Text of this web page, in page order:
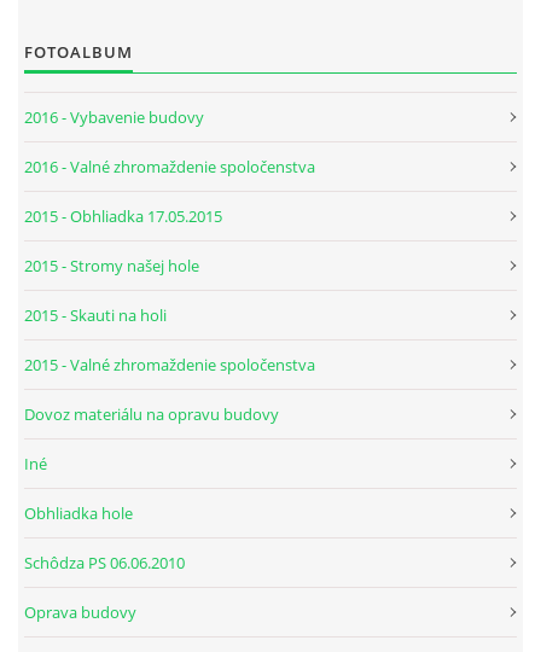
FOTOALBUM
2016 - Vybavenie budovy
2016 - Valné zhromaždenie spoločenstva
2015 - Obhliadka 17.05.2015
2015 - Stromy našej hole
2015 - Skauti na holi
2015 - Valné zhromaždenie spoločenstva
Dovoz materiálu na opravu budovy
Iné
Obhliadka hole
Schôdza PS 06.06.2010
Oprava budovy